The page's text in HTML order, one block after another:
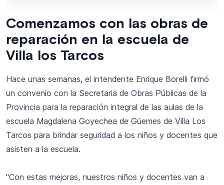
Comenzamos con las obras de
reparación en la escuela de
Villa los Tarcos
Hace unas semanas, el intendente Enrique Borelli firmó
un convenio con la Secretaria de Obras Públicas de la
Provincia para la reparación integral de las aulas de la
escuela Magdalena Goyechea de Güemes de Villa Los
Tarcos para brindar seguridad a los niños y docentes que
asisten a la escuela.
"Con estas mejoras, nuestros niños y docentes van a